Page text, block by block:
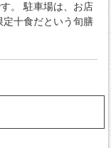
。 駐車場は、お店
十食だという旬膳